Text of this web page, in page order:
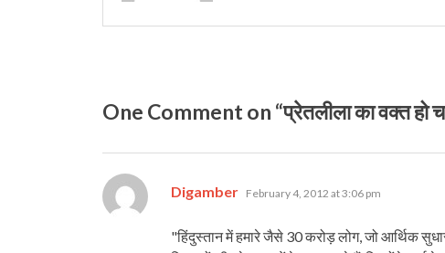
One Comment on “प्रेतलीला का वक्‍त हो
Digamber says:
February 4, 2012 at 3:06 pm
"हिंदुस्‍तान में हमारे जैसे 30 करोड़ लोग, जो आर्थिक